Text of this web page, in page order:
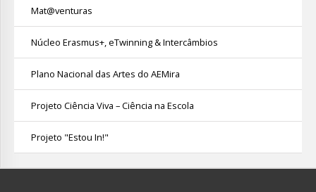
Mat@venturas
Núcleo Erasmus+, eTwinning & Intercâmbios
Plano Nacional das Artes do AEMira
Projeto Ciência Viva – Ciência na Escola
Projeto "Estou In!"